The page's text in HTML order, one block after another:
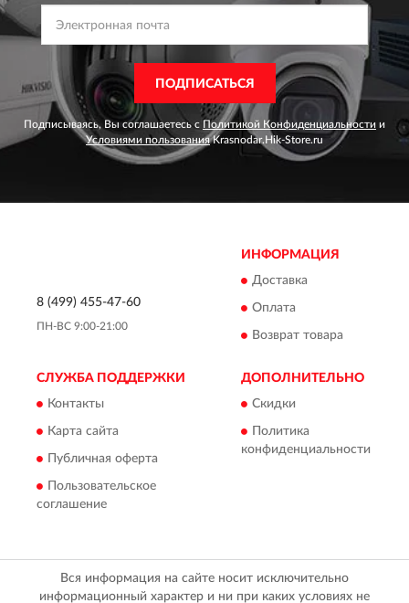
ПОДПИСАТЬСЯ
Подписываясь, Вы соглашаетесь с Политикой Конфиденциальности и
Условиями пользованияKrasnodar.Hik-Store.ru
8 (499) 455-47-60
ПН-ВС 9:00-21:00
ИНФОРМАЦИЯ
Доставка
Оплата
Возврат товара
СЛУЖБА ПОДДЕРЖКИ
Контакты
Карта сайта
Публичная оферта
Пользовательское
соглашение
ДОПОЛНИТЕЛЬНО
Скидки
Политика
конфиденциальности
Вся информация на сайте носит исключительно
информационный характер и ни при каких условиях не